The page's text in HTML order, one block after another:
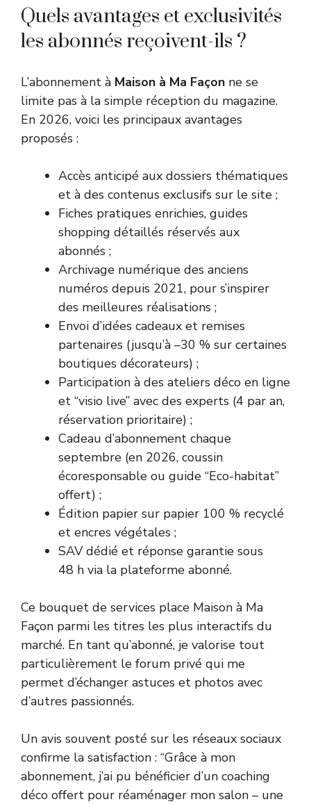
Quels avantages et exclusivités
les abonnés reçoivent-ils ?
L’abonnement à Maison à Ma Façon ne se
limite pas à la simple réception du magazine.
En 2026, voici les principaux avantages
proposés :
Accès anticipé aux dossiers thématiques
et à des contenus exclusifs sur le site ;
Fiches pratiques enrichies, guides
shopping détaillés réservés aux
abonnés ;
Archivage numérique des anciens
numéros depuis 2021, pour s’inspirer
des meilleures réalisations ;
Envoi d’idées cadeaux et remises
partenaires (jusqu’à –30 % sur certaines
boutiques décorateurs) ;
Participation à des ateliers déco en ligne
et “visio live” avec des experts (4 par an,
réservation prioritaire) ;
Cadeau d’abonnement chaque
septembre (en 2026, coussin
écoresponsable ou guide “Eco-habitat”
offert) ;
Édition papier sur papier 100 % recyclé
et encres végétales ;
SAV dédié et réponse garantie sous
48 h via la plateforme abonné.
Ce bouquet de services place Maison à Ma
Façon parmi les titres les plus interactifs du
marché. En tant qu’abonné, je valorise tout
particulièrement le forum privé qui me
permet d’échanger astuces et photos avec
d’autres passionnés.
Un avis souvent posté sur les réseaux sociaux
confirme la satisfaction : “Grâce à mon
abonnement, j’ai pu bénéficier d’un coaching
déco offert pour réaménager mon salon – une